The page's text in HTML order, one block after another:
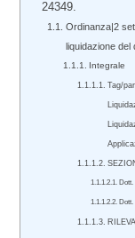
24349.
Ordinanza|2
liquidazione del
Integrale
Tag/
Dott.